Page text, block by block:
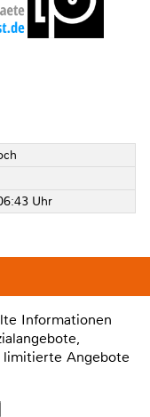
Uhr
Informationen
limitierte Angebote